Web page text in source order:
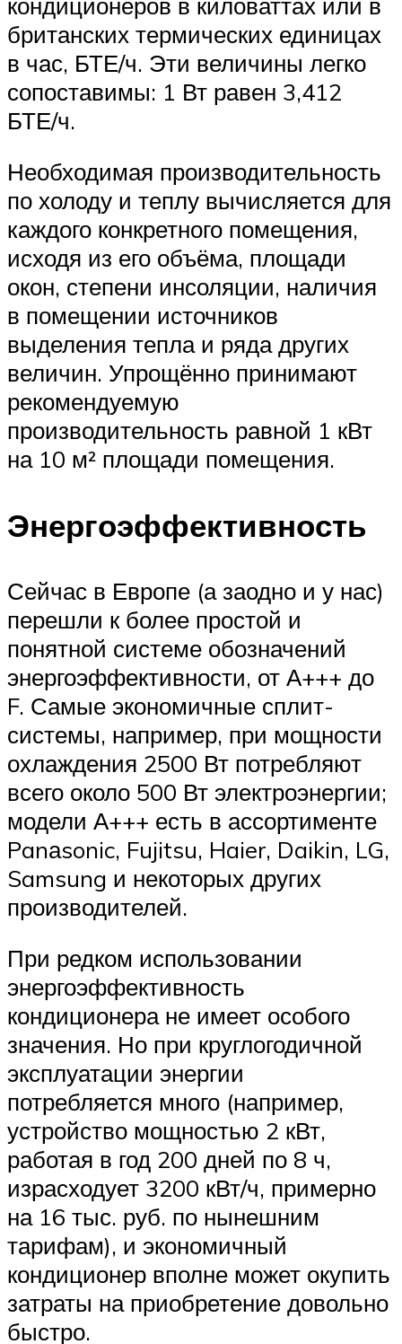
британских термических единицах
в час, БТЕ/ч. Эти величины легко
сопоставимы: 1 Вт равен 3,412
БТЕ/ч.
Необходимая производительность
по холоду и теплу вычисляется для
каждого конкретного помещения,
исходя из его объёма, площади
окон, степени инсоляции, наличия
в помещении источников
выделения тепла и ряда других
величин. Упрощённо принимают
рекомендуемую
производительность равной 1 кВт
на 10 м² площади помещения.
Энергоэффективность
Сейчас в Европе (а заодно и у нас)
перешли к более простой и
понятной системе обозначений
энергоэффективности, от А+++ до
F. Самые экономичные сплит-
системы, например, при мощности
охлаждения 2500 Вт потребляют
всего около 500 Вт электроэнергии;
модели А+++ есть в ассортименте
Panаsonic, Fujitsu, Haier, Daikin, LG,
Samsung и некоторых других
производителей.
При редком использовании
энергоэффективность
кондиционера не имеет особого
значения. Но при круглогодичной
эксплуатации энергии
потребляется много (например,
устройство мощностью 2 кВт,
работая в год 200 дней по 8 ч,
израсходует 3200 кВт/ч, примерно
на 16 тыс. руб. по нынешним
тарифам), и экономичный
кондиционер вполне может окупить
затраты на приобретение довольно
быстро.